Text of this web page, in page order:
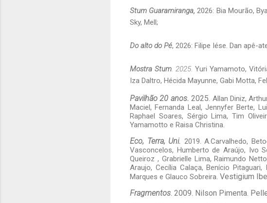
Stum Guaramiranga, 2026: Bia Mourão,
Sky, Mell;
Do alto do Pé, 2026: Filipe Iése. Dan apê-
Mostra Stum . 2025. Yuri Yamamoto,
Iza Daltro, Hécida Mayunne, Gabi Motta,
Pavilhão 20 anos. 2025. Allan Diniz,
Maciel, Fernanda Leal, Jennyfer Berte,
Raphael Soares, Sérgio Lima, Tim
Yamamotto e Raisa Christina.
Eco, Terra, Uni. 2019. A.Carvalhedo,
Vasconcelos, Humberto de Araújo, Ivo
Queiroz , Grabrielle Lima, Raimundo
Araujo, Cecília Calaça, Benício
Marques e Glauco Sobreira. Vestigium
Fragmentos . 2009. Nilson Pimenta.